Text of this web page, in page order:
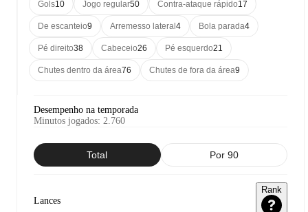
Gols10 Jogo regular50 Contra-ataque rápido17
De escanteio9 Arremesso lateral 4 Bola parada4
Pé direito38 Cabeceio26 Pé esquerdo21
Chutes dentro da área76 Chutes de fora da área9
Desempenho na temporada
Minutos jogados: 2.760
Total Por 90
Lances
Rank